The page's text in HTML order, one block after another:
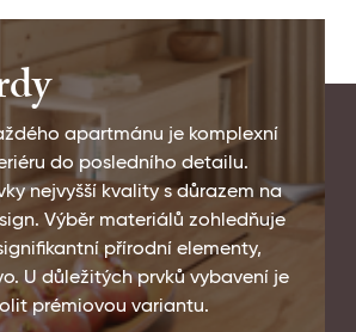
apartmánu je komplexní
do posledního detailu.
nejvyšší kvality s důrazem na
Výběr materiálů zohledňuje
přírodní elementy,
U důležitých prvků vybavení je
prémiovou variantu.